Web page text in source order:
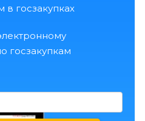
в госзакупках
госзакупкам